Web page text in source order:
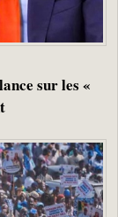
sur les «